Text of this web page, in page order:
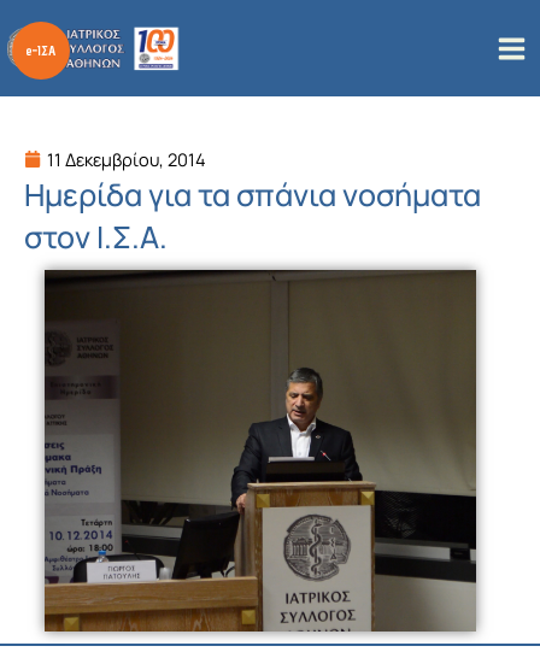
στο
περιεχόμενο
11 Δεκεμβρίου, 2014
Ημερίδα για τα σπάνια νοσήματα
στον Ι.Σ.Α.